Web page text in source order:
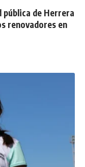
pública de Herrera
renovadores en